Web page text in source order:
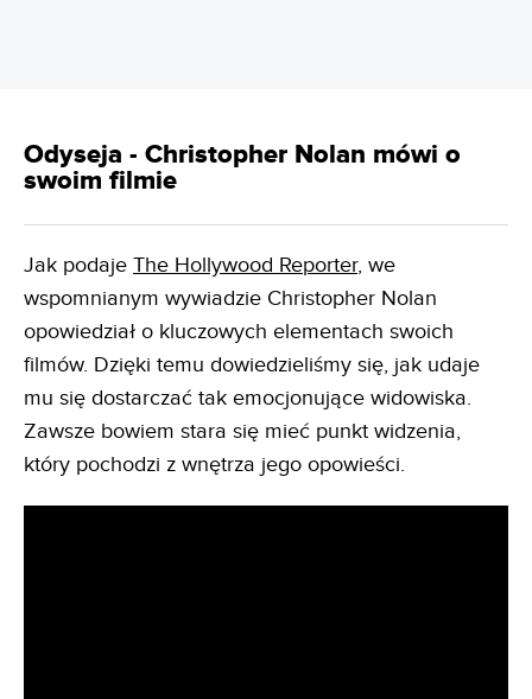
Odyseja - Christopher Nolan mówi o
swoim filmie
Jak podaje The Hollywood Reporter, we
wspomnianym wywiadzie Christopher Nolan
opowiedział o kluczowych elementach swoich
filmów. Dzięki temu dowiedzieliśmy się, jak udaje
mu się dostarczać tak emocjonujące widowiska.
Zawsze bowiem stara się mieć punkt widzenia,
który pochodzi z wnętrza jego opowieści.